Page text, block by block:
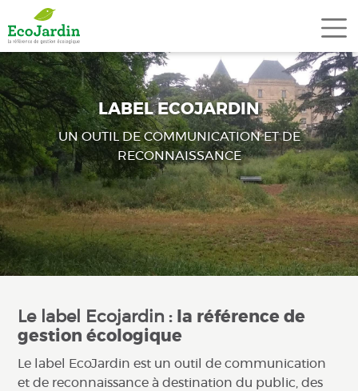
Aller au contenu principal
LABEL ECOJARDIN
UN OUTIL DE COMMUNICATION ET DE
RECONNAISSANCE
Le label Ecojardin : la référence de
gestion écologique
Le label EcoJardin est un outil de communication
et de reconnaissance à destination du public, des